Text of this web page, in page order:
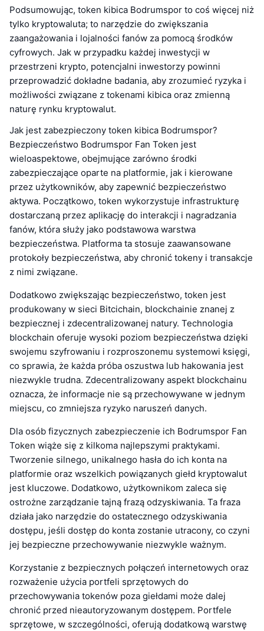
Podsumowując, token kibica Bodrumspor to coś więcej niż
tylko kryptowaluta; to narzędzie do zwiększania
zaangażowania i lojalności fanów za pomocą środków
cyfrowych. Jak w przypadku każdej inwestycji w
przestrzeni krypto, potencjalni inwestorzy powinni
przeprowadzić dokładne badania, aby zrozumieć ryzyka i
możliwości związane z tokenami kibica oraz zmienną
naturę rynku kryptowalut.
Jak jest zabezpieczony token kibica Bodrumspor?
Bezpieczeństwo Bodrumspor Fan Token jest
wieloaspektowe, obejmujące zarówno środki
zabezpieczające oparte na platformie, jak i kierowane
przez użytkowników, aby zapewnić bezpieczeństwo
aktywa. Początkowo, token wykorzystuje infrastrukturę
dostarczaną przez aplikację do interakcji i nagradzania
fanów, która służy jako podstawowa warstwa
bezpieczeństwa. Platforma ta stosuje zaawansowane
protokoły bezpieczeństwa, aby chronić tokeny i transakcje
z nimi związane.
Dodatkowo zwiększając bezpieczeństwo, token jest
produkowany w sieci Bitcichain, blockchainie znanej z
bezpiecznej i zdecentralizowanej natury. Technologia
blockchain oferuje wysoki poziom bezpieczeństwa dzięki
swojemu szyfrowaniu i rozproszonemu systemowi księgi,
co sprawia, że każda próba oszustwa lub hakowania jest
niezwykle trudna. Zdecentralizowany aspekt blockchainu
oznacza, że informacje nie są przechowywane w jednym
miejscu, co zmniejsza ryzyko naruszeń danych.
Dla osób fizycznych zabezpieczenie ich Bodrumspor Fan
Token wiąże się z kilkoma najlepszymi praktykami.
Tworzenie silnego, unikalnego hasła do ich konta na
platformie oraz wszelkich powiązanych giełd kryptowalut
jest kluczowe. Dodatkowo, użytkownikom zaleca się
ostrożne zarządzanie tajną frazą odzyskiwania. Ta fraza
działa jako narzędzie do ostatecznego odzyskiwania
dostępu, jeśli dostęp do konta zostanie utracony, co czyni
jej bezpieczne przechowywanie niezwykle ważnym.
Korzystanie z bezpiecznych połączeń internetowych oraz
rozważenie użycia portfeli sprzętowych do
przechowywania tokenów poza giełdami może dalej
chronić przed nieautoryzowanym dostępem. Portfele
sprzętowe, w szczególności, oferują dodatkową warstwę